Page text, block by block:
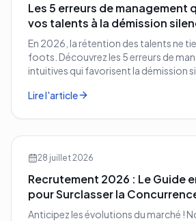
Les 5 erreurs de management
vos talents à la démission
En 2026, la rétention des talents ne
foots. Découvrez les 5 erreurs de
intuitives qui favorisent la démission
Lire l'article
28 juillet 2026
Recrutement 2026 : Le Guide
pour Surclasser la
Anticipez les évolutions du marché !